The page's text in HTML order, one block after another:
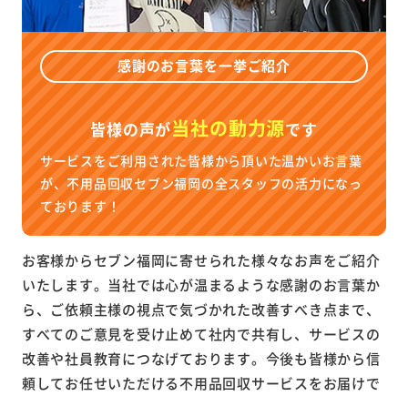
感謝のお言葉を一挙ご紹介
皆様の声が当社の動力源です
サービスをご利用された皆様から頂いた温かいお言葉
が、不用品回収セブン福岡の全スタッフの活力になっ
ております！
お客様からセブン福岡に寄せられた様々なお声をご紹介
いたします。当社では心が温まるような感謝のお言葉か
ら、ご依頼主様の視点で気づかれた改善すべき点まで、
すべてのご意見を受け止めて社内で共有し、サービスの
改善や社員教育につなげております。今後も皆様から信
頼してお任せいただける不用品回収サービスをお届けで